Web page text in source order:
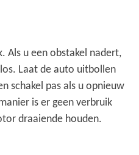
Als u een obstakel nadert,
Laat de auto uitbollen
schakel pas als u opnieuw
is er geen verbruik
draaiende houden.